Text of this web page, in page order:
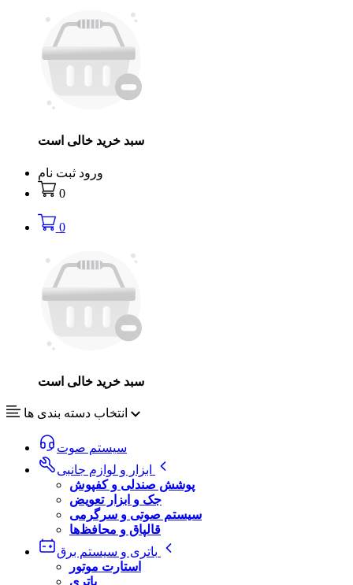
سبد خرید خالی است
ورود ثبت نام
0
0
سبد خرید خالی است
انتخاب دسته بندی ها
سیستم صوت
پوشش صندلی و کفپوش
جک و ابزار تعویض
سیستم صوتی و سرگرمی
قالپاق و محافظ‌ها
استارت موتور
باتری